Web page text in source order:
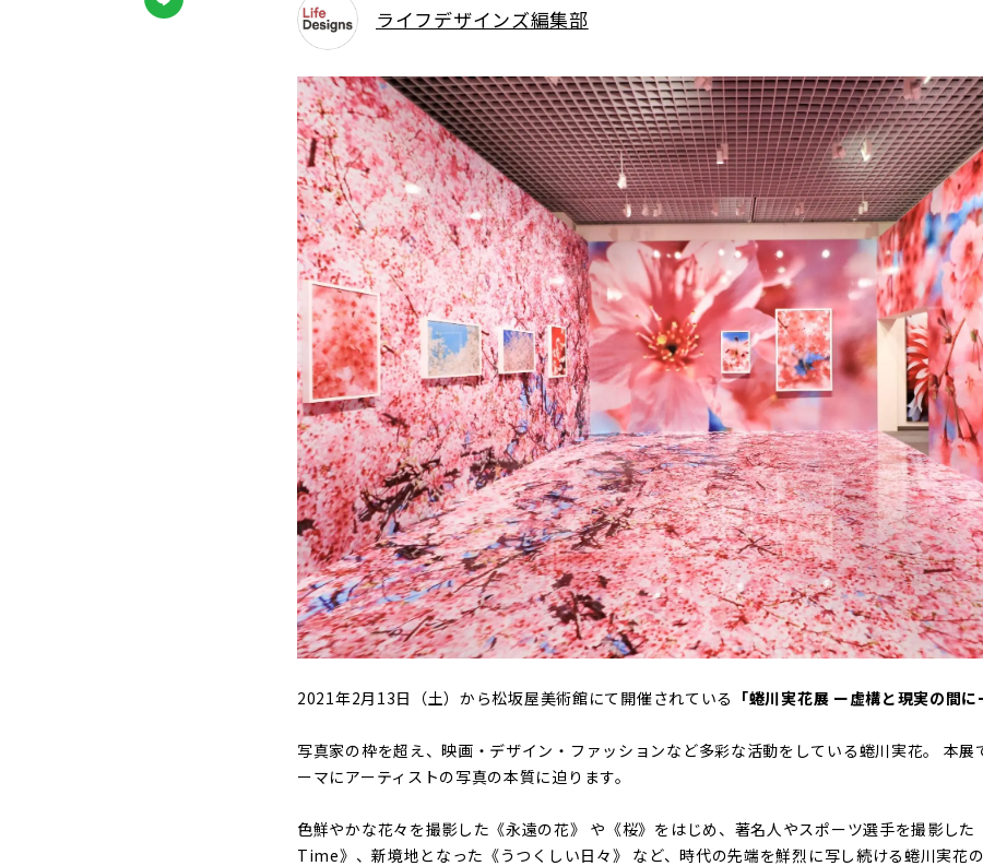
ライフデザインズ編集部
2021年2月13日（土）から松坂屋美術館にて開催されている 「蜷川実花展 ー虚構と現実の間に
写真家の枠を超え、映画・デザイン・ファッションなど多彩な活動をしている蜷川実花。 本展
ーマにアーティストの写真の本質に迫ります。
色鮮やかな花々を撮影した《永遠の花》 や《桜》をはじめ、著名人やスポーツ選手を撮影し
Time》、新境地となった《うつくしい日々》 など、時代の先端を鮮烈に写し続ける蜷川実花